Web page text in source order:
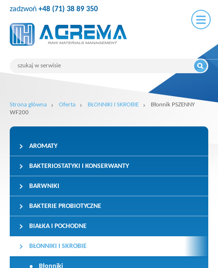
zadzwoń +48 (71) 38 89 350
Strona główna Oferta BŁONNIKI I SKROBIE
Błonnik PSZENNY
WF200
AROMATY
BAKTERIOSTATYKI I KONSERWANTY
BARWNIKI
BAKTERIE PROBIOTYCZNE
BIAŁKA I POCHODNE
BŁONNIKI I SKROBIE
Błonniki